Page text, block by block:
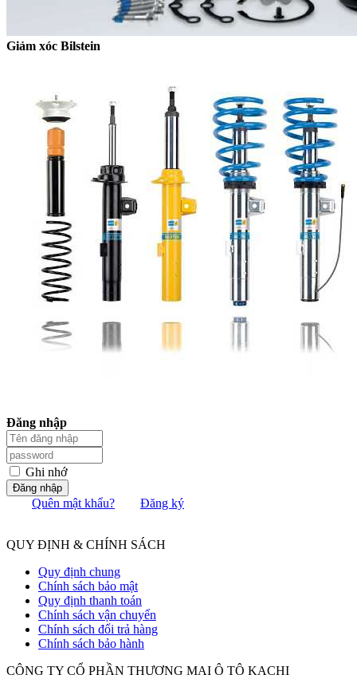
Giảm xóc Bilstein
Đăng nhập
Ghi nhớ
Đăng nhập
Quên mật khẩu? Đăng ký
QUY ĐỊNH & CHÍNH SÁCH
Quy định chung
Chính sách bảo mật
Quy định thanh toán
Chính sách vận chuyển
Chính sách đổi trả hàng
Chính sách bảo hành
CÔNG TY CỔ PHẦN THƯƠNG MẠI Ô TÔ KACHI